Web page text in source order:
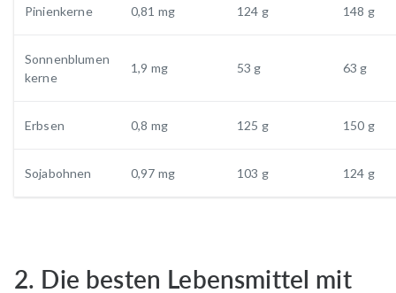
Pinienkerne 0,81 mg 124 g 148 g
Sonnenblumen
kerne
1,9 mg 53 g 63 g
Erbsen 0,8 mg 125 g 150 g
Sojabohnen 0,97 mg 103 g 124 g
2. Die besten Lebensmittel mit